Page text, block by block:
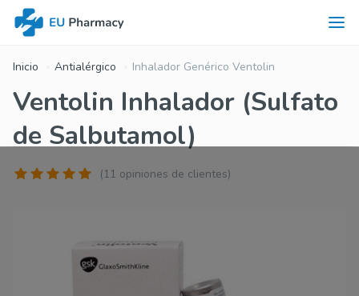
Inicio Antialérgico Inhalador Genérico Ventolin
Ventolin Inhalador (Sulfato
de Salbutamol)
(11 opiniones de clientes)